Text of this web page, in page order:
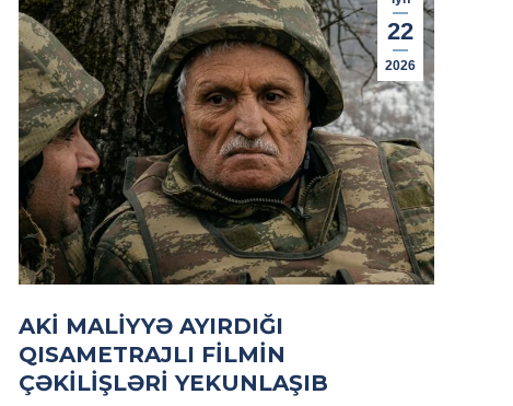
22
2026
AKİ MALIYYƏ AYIRDIĞI
QISAMETRAJLI FILMIN
ÇƏKILIŞLƏRI YEKUNLAŞIB